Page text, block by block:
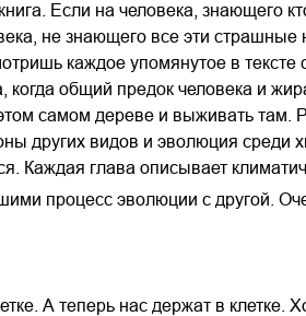
Если на человека, знающего
не знающего все эти
каждое упомянутое в
общий предок человека и
самом дереве и выживать
других видов и эволюция среди
Каждая глава описывает
процесс эволюции с другой.
А теперь нас держат в клетке.